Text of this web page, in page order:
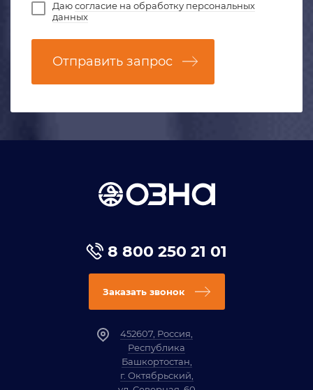
Даюсогласие на обработку персональных
данных
Отправить запрос
8 800 250 21 01
Заказать звонок
452607, Россия,
Республика
Башкортостан,
г. Октябрьский,